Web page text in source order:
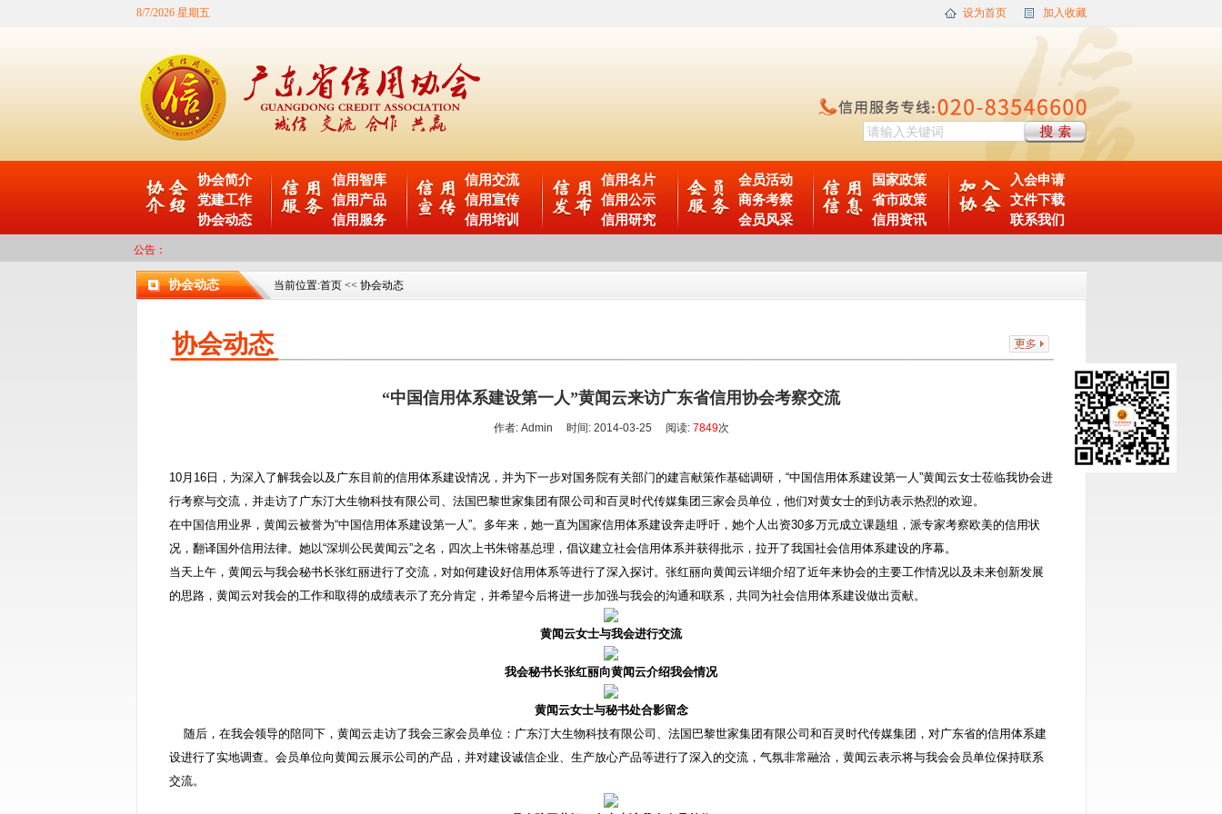
8/7/2026 星期五 设为首页 加入收藏
协会简介
党建工作
协会动态
信用智库
信用产品
信用服务
信用交流
信用宣传
信用培训
信用名片
信用公示
信用研究
会员活动
商务考察
会员风采
国家政策
省市政策
信用资讯
入会申请
文件下载
联系我们
公告：
协会动态 当前位置:首页<< 协会动态
协会动态
“中国信用体系建设第一人”黄闻云来访广东省信用协会考察交流
作者: Admin 时间: 2014-03-25 阅读: 7849次
10月16日，为深入了解我会以及广东目前的信用体系建设情况，并为下一步对国务院有关部门的建言献策作基础调研，“中国信用体系建设第一人”黄闻云女士莅临我协会进
行考察与交流，并走访了广东汀大生物科技有限公司、法国巴黎世家集团有限公司和百灵时代传媒集团三家会员单位，他们对黄女士的到访表示热烈的欢迎。
在中国信用业界，黄闻云被誉为“中国信用体系建设第一人”。多年来，她一直为国家信用体系建设奔走呼吁，她个人出资30多万元成立课题组，派专家考察欧美的信用状
况，翻译国外信用法律。她以“深圳公民黄闻云”之名，四次上书朱镕基总理，倡议建立社会信用体系并获得批示，拉开了我国社会信用体系建设的序幕。
当天上午，黄闻云与我会秘书长张红丽进行了交流，对如何建设好信用体系等进行了深入探讨。张红丽向黄闻云详细介绍了近年来协会的主要工作情况以及未来创新发展
的思路，黄闻云对我会的工作和取得的成绩表示了充分肯定，并希望今后将进一步加强与我会的沟通和联系，共同为社会信用体系建设做出贡献。
黄闻云女士与我会进行交流
我会秘书长张红丽向黄闻云介绍我会情况
黄闻云女士与秘书处合影留念
随后，在我会领导的陪同下，黄闻云走访了我会三家会员单位：广东汀大生物科技有限公司、法国巴黎世家集团有限公司和百灵时代传媒集团，对广东省的信用体系建
设进行了实地调查。会员单位向黄闻云展示公司的产品，并对建设诚信企业、生产放心产品等进行了深入的交流，气氛非常融洽，黄闻云表示将与我会会员单位保持联系
交流。